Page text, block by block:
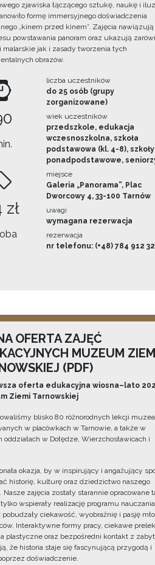
zjawiska łączącego sztukę, naukę i
formę immersyjnego doświadczenia
„kinem przed kinem”. Zajęcia nawiązują
powstawania panoram oraz ukazują
malarskie jak i zasady tworzenia tych
obrazów.
zł
liczba uczestników
do 25 osób (grupy
zorganizowane)
wiek uczestników
przedszkole, edukacja
wczesnoszkolna, szkoła
podstawowa (kl. 4-8), szkoły
ponadpodstawowe,
miejsce
Galeria „Panorama”, Plac
Dworcowy 4, 33-100 Tarnów
uwagi
wymagana rezerwacja
rezerwacja
nr telefonu: (+48) 784 912
OFERTA ZAJĘĆ
MUZEUM
(PDF)
oferta edukacyjna wiosna–lato
Ziemi Tarnowskiej
blisko 80 różnorodnych lekcji
w placówkach w Tarnowie, a także w
oddziałach w Dołędze, Wierzchosławicach i
okazja, by w inspirujący i angażujący
historię, kulturę oraz dziedzictwo naszego
Nasze zajęcia zostały starannie opracowane
wspierały realizację programu
pobudzały ciekawość, wyobraźnię i pasję
Interaktywne formy pracy, ciekawe
plastyczne oraz bezpośredni kontakt z
że historia staje się fascynującą przygodą i
doświadczenie.